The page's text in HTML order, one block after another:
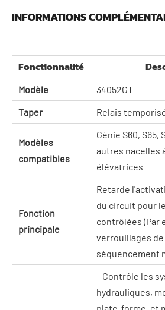
INFORMATIONS
Fonctionnalité
Modèle
34052GT
Taper
Relais
Modèles
compatibles
Génie S60, S65,
autres nacelles
élévatrices
Fonction
principale
Retarde
du circuit pour
contrôlées (Par
verrouillages
séquencement
– Contrôle les
hydrauliques,